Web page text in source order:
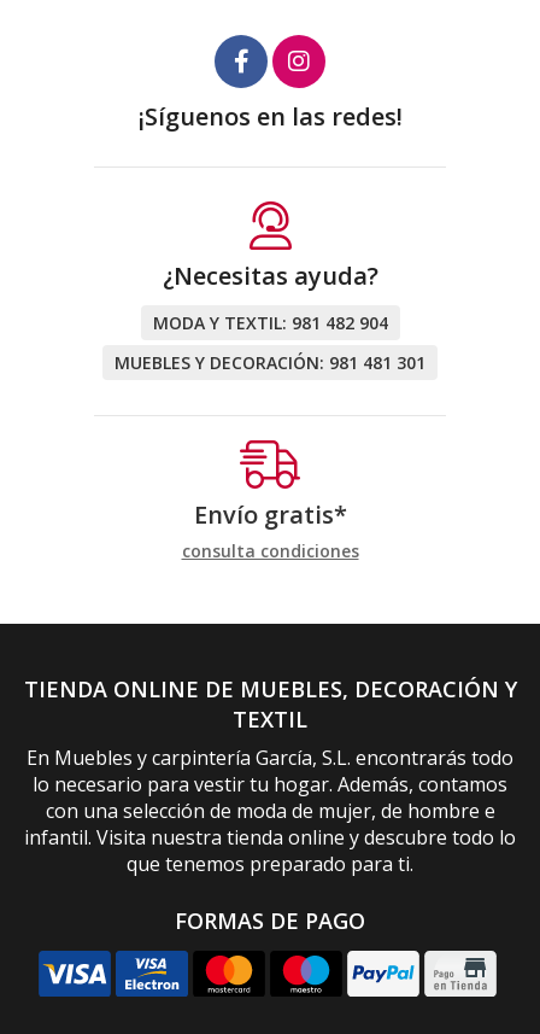
¡Síguenos en las redes!
¿Necesitas ayuda?
MODA Y TEXTIL: 981 482 904
MUEBLES Y DECORACIÓN: 981 481 301
Envío gratis*
consulta condiciones
TIENDA ONLINE DE MUEBLES, DECORACIÓN Y
TEXTIL
En Muebles y carpintería García, S.L. encontrarás todo
lo necesario para vestir tu hogar. Además, contamos
con una selección de moda de mujer, de hombre e
infantil. Visita nuestra tienda online y descubre todo lo
que tenemos preparado para ti.
FORMAS DE PAGO